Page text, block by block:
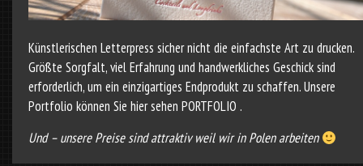
Künstlerischen Letterpress sicher nicht die einfachste Art zu drucken.
Größte Sorgfalt, viel Erfahrung und hand­werkliches Geschick sind
erforderlich, um ein einzigartiges Endprodukt zu schaffen. Unsere
Portfolio können Sie hier sehen PORTFOLIO .
Und – unsere Preise sind attraktiv weil wir in Polen arbeiten